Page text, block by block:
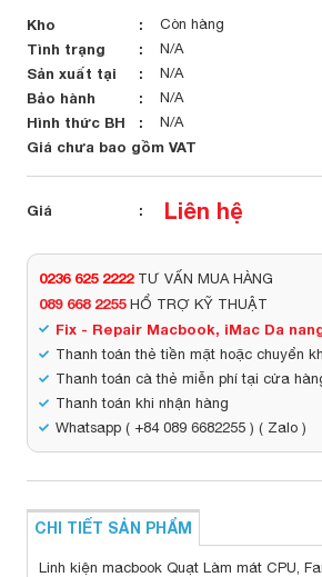
Kho Còn hàng
Tình trạng N/A
Sản xuất tại N/A
Bảo hành N/A
Hình thức BH N/A
Giá chưa bao gồm VAT
Giá Liên hệ
0236 625 2222 TƯ VẤN MUA HÀNG
089 668 2255HỔ TRỢ KỸ THUẬT
Fix - Repair Macbook, iMac Da
Thanh toán thẻ tiền mặt hoặc chuyển
Thanh toán cà thẻ miễn phí tại cửa
Thanh toán khi nhận hàng
Whatsapp ( +84 089 6682255 ) ( Zalo )
CHI TIẾT SẢN PHẨM
Linh kiện macbook Quạt Làm mát CPU,